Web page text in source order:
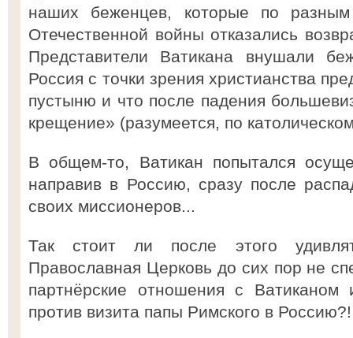
наших беженцев, которые по
Отечественной войны отказались
Представители Ватикана внушали
Россия с точки зрения христианства
пустыню и что после падения
крещение» (разумеется, по
В общем-то, Ватикан попытался
направив в Россию, сразу после
своих миссионеров...
Так стоит ли после этого
Православная Церковь до сих пор не
партнёрские отношения с Ватиканом
против визита папы Римского в Россию?!